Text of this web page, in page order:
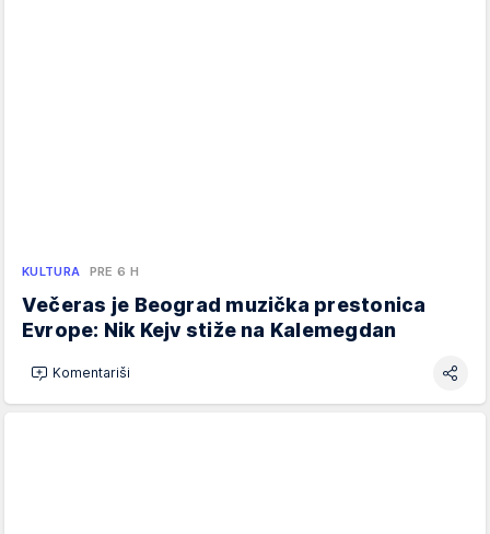
KULTURA PRE 6 H
Večeras je Beograd muzička prestonica
Evrope: Nik Kejv stiže na Kalemegdan
Komentariši